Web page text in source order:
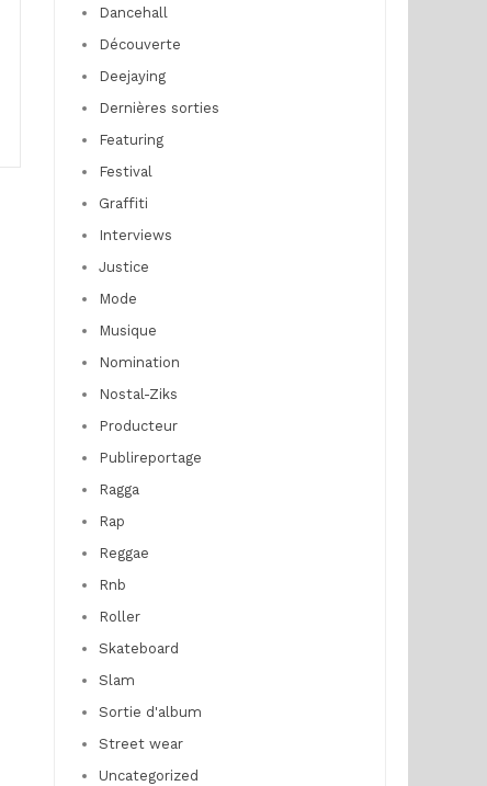
Dancehall
Découverte
Deejaying
Dernières sorties
Featuring
Festival
Graffiti
Interviews
Justice
Mode
Musique
Nomination
Nostal-Ziks
Producteur
Publireportage
Ragga
Rap
Reggae
Rnb
Roller
Skateboard
Slam
Sortie d'album
Street wear
Uncategorized